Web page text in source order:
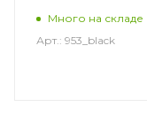
Много на складе
Арт.: 953_black